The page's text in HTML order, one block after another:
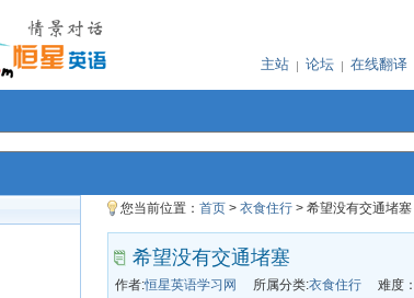
主站 论坛 在线翻译
您当前位置： 首页 > 衣食住行 > 希望没有交通堵塞
希望没有交通堵塞
作者:恒星英语学习网 所属分类:衣食住行
难度：